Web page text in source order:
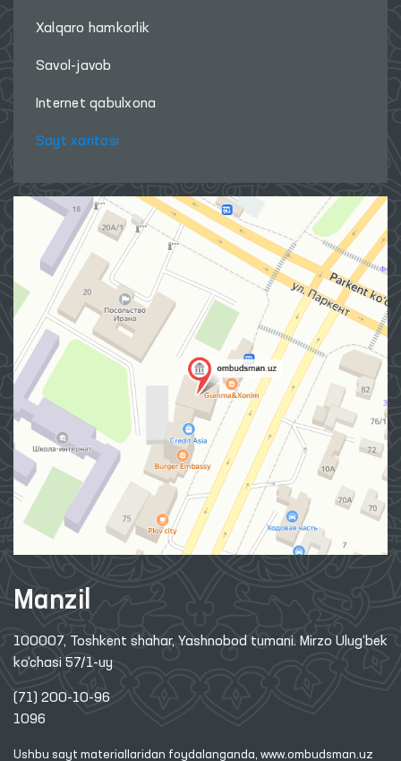
Xalqaro hamkorlik
Savol-javob
Internet qabulxona
Sayt xaritasi
Manzil
100007, Toshkent shahar, Yashnobod tumani. Mirzo Ulug‘bek
ko‘chasi 57/1-uy
(71) 200-10-96
1096
Ushbu sayt materiallaridan foydalanganda, www.ombudsman.uz